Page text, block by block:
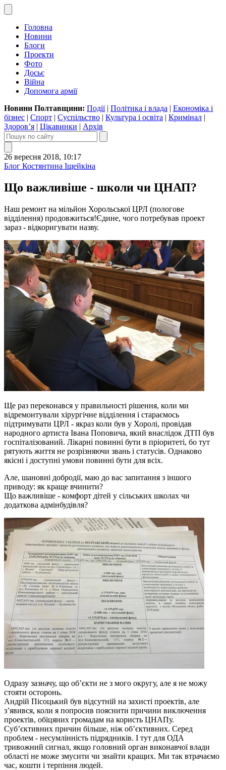
Головна
Новини
Блоги
Проекти
Фото
Досьє
Війна
Допомога армії
Новини Полтавщини: Події| Політика і влада | Економіка і
бізнес | Спорт | Суспільство | Культура і освіта | Кримінал |
Здоров’я | Цікавинки | Архів
26 вересня 2018, 10:17
Блог Костянтина Іщейкіна
Що важливіше - школи чи ЦНАП?
Наш ремонт на мільйон Хорольської ЦРЛ (пологове
відділення) продовжиться!Єдине, чого потребував проект
зараз - відкоригувати назву.
Ще раз переконався у правильності рішення, коли ми
відремонтували хірургічне відділення і стараємось
підтримувати ЦРЛ - якраз коли був у Хоролі, провідав
народного артиста Івана Поповича, який внаслідок ДТП був
госпіталізований. Лікарні повинні бути в пріоритеті, бо тут
рятують життя не розрізняючи звань і статусів. Однаково
якісні і доступні умови повинні бути для всіх.
Але, шановні добродії, маю до вас запитання з іншого
приводу: як краще вчинити?
Що важливіше - комфорт дітей у сільських школах чи
додаткова адмінбудівля?
Одразу зазначу, що об’єкти не з мого округу, але я не можу
стояти осторонь.
Андрій Пісоцький був відсутній на захисті проектів, але
з’явився, коли я попросив пояснити причини виключення
проектів, обіцяних громадам на користь ЦНАПу.
Суб’єктивних причин більше, ніж об’єктивних. Серед
проблем - несумлінність підрядників. І тут для ОДА
тривожний сигнал, якщо головний орган виконавчої влади
області не може змусити чи знайти кращих. Ми так втрачаємо
час, кошти і терпіння людей.